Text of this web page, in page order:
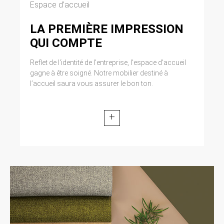
Espace d’accueil
LA PREMIÈRE IMPRESSION
QUI COMPTE
Reflet de l'identité de l'entreprise, l'espace d'accueil
gagne à être soigné. Notre mobilier destiné à
l’accueil saura vous assurer le bon ton.
+